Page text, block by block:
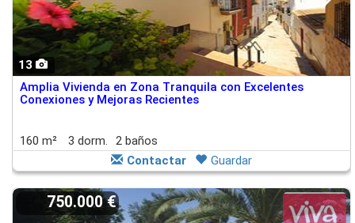
13
Amplia Vivienda en Zona Tranquila con Excelentes
Conexiones y Mejoras Recientes
160 m² 3 dorm.
2 baños
Contactar
Guardar
750.000 €